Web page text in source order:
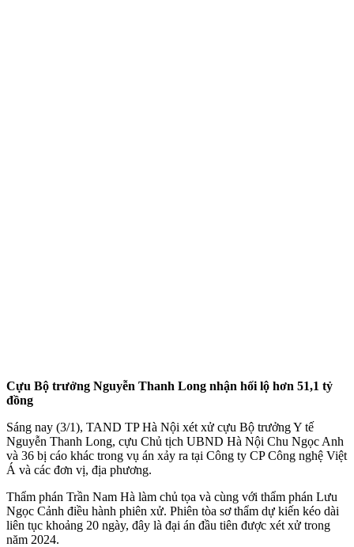
Cựu Bộ trưởng Nguyễn Thanh Long nhận hối lộ hơn 51,1 tỷ
đồng
Sáng nay (3/1), TAND TP Hà Nội xét xử cựu Bộ trưởng Y tế
Nguyễn Thanh Long, cựu Chủ tịch UBND Hà Nội Chu Ngọc Anh
và 36 bị cáo khác trong vụ án xảy ra tại Công ty CP Công nghệ Việt
Á và các đơn vị, địa phương.
Thẩm phán Trần Nam Hà làm chủ tọa và cùng với thẩm phán Lưu
Ngọc Cảnh điều hành phiên xử. Phiên tòa sơ thẩm dự kiến kéo dài
liên tục khoảng 20 ngày, đây là đại án đầu tiên được xét xử trong
năm 2024.